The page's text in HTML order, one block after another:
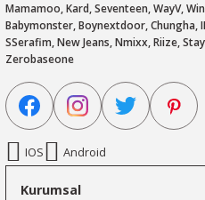
Mamamoo, Kard, Seventeen, WayV,
Babymonster, Boynextdoor, Chungha,
SSerafim, New Jeans, Nmixx, Riize,
Zerobaseone
IOS Android
Kurumsal